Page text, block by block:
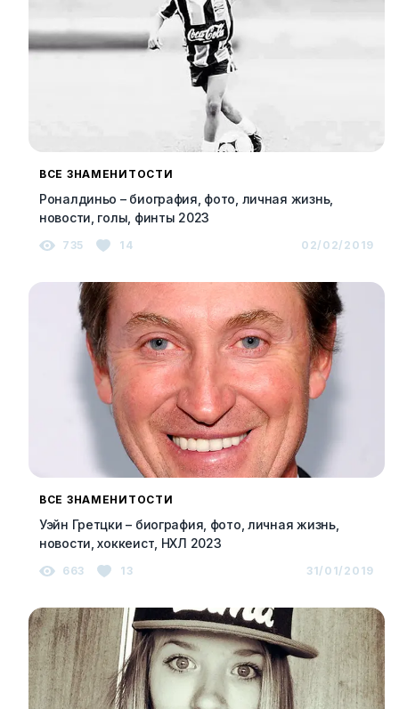
ВСЕ ЗНАМЕНИТОСТИ
Роналдиньо – биография, фото, личная жизнь,
новости, голы, финты 2023
735 14 02/02/2019
ВСЕ ЗНАМЕНИТОСТИ
Уэйн Гретцки – биография, фото, личная жизнь,
новости, хоккеист, НХЛ 2023
663 13 31/01/2019